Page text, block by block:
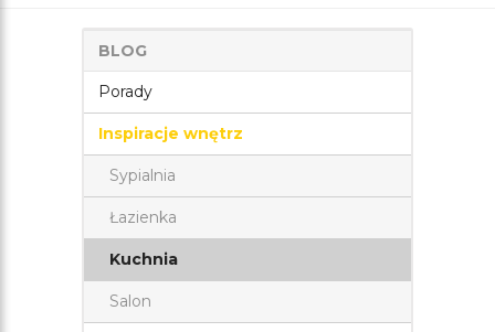
BLOG
Porady
Inspiracje wnętrz
Sypialnia
Łazienka
Kuchnia
Salon